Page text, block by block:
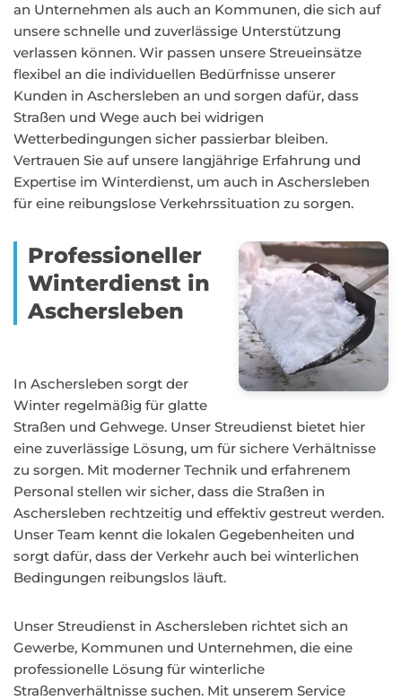
an Unternehmen als auch an Kommunen, die sich auf
unsere schnelle und zuverlässige Unterstützung
verlassen können. Wir passen unsere Streueinsätze
flexibel an die individuellen Bedürfnisse unserer
Kunden in Aschersleben an und sorgen dafür, dass
Straßen und Wege auch bei widrigen
Wetterbedingungen sicher passierbar bleiben.
Vertrauen Sie auf unsere langjährige Erfahrung und
Expertise im Winterdienst, um auch in Aschersleben
für eine reibungslose Verkehrssituation zu sorgen.
Professioneller
Winterdienst in
Aschersleben
In Aschersleben sorgt der
Winter regelmäßig für glatte
Straßen und Gehwege. Unser Streudienst bietet hier
eine zuverlässige Lösung, um für sichere Verhältnisse
zu sorgen. Mit moderner Technik und erfahrenem
Personal stellen wir sicher, dass die Straßen in
Aschersleben rechtzeitig und effektiv gestreut werden.
Unser Team kennt die lokalen Gegebenheiten und
sorgt dafür, dass der Verkehr auch bei winterlichen
Bedingungen reibungslos läuft.
Unser Streudienst in Aschersleben richtet sich an
Gewerbe, Kommunen und Unternehmen, die eine
professionelle Lösung für winterliche
Straßenverhältnisse suchen. Mit unserem Service